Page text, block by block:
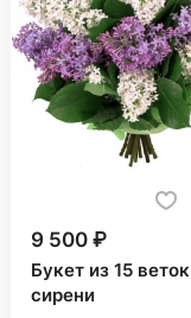
9 500 ₽
Букет из 15 веток
сирени